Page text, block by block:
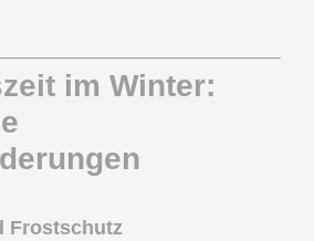
im Winter:
Frostschutz